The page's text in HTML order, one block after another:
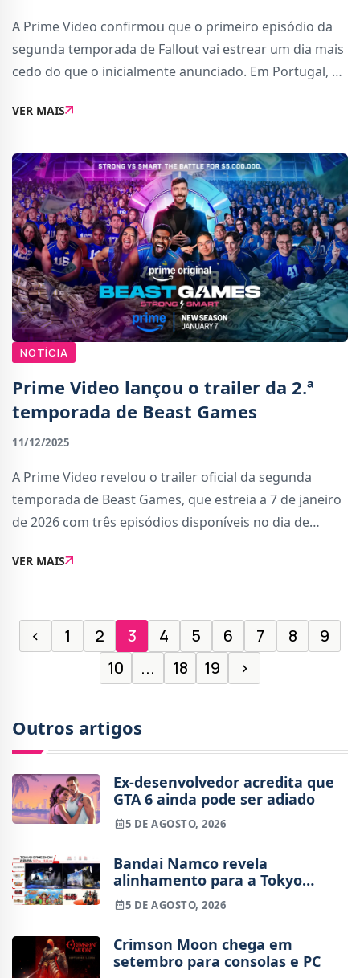
A Prime Video confirmou que o primeiro episódio da
segunda temporada de Fallout vai estrear um dia mais
cedo do que o inicialmente anunciado. Em Portugal, o
manhã (hora de Portugal continental)
VER MAIS
NOTÍCIA
Prime Video lançou o trailer da 2.ª
temporada de Beast Games
11/12/2025
A Prime Video revelou o trailer oficial da segunda
temporada de Beast Games, que estreia a 7 de janeiro
de 2026 com três episódios disponíveis no dia de
crossover especial com a série vencedora d
VER MAIS
‹ 1 2 3 4 5 6 7 8
9
10
... 18 19 ›
Outros artigos
Ex-desenvolvedor acredita que
GTA 6 ainda pode ser adiado
5 DE AGOSTO, 2026
Bandai Namco revela
alinhamento para a Tokyo
Game Show 2026
5 DE AGOSTO, 2026
Crimson Moon chega em
setembro para consolas e PC